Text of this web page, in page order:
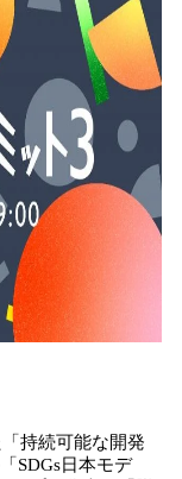
持続可能な開発
SDGs日本モデ